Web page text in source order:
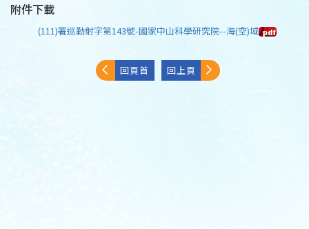
附件下載
(111)署巡勤射字第143號-國家中山科學研究院--海(空)域
回頁首 回上頁